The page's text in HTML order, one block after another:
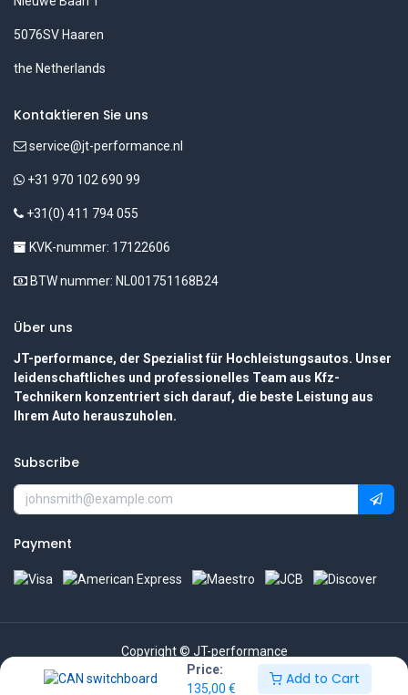
Price:
135,00 €
Add to Cart
5076SV Haaren
the Netherlands
Kontaktieren Sie uns
service@jt-performance.nl
+31 970 102 690 99
+31(0) 411 794 055
KVK-nummer: 17122606
BTW nummer: NL001751168B24
Über uns
JT-performance, der Spezialist für Hochleistungsautos. Unser
leidenschaftliches und professionelles Team aus Kfz-
Technikern konzentriert sich darauf, die beste Leistung aus
Ihrem Auto herauszuholen.
Subscribe
Payment
Copyright © JT-performance